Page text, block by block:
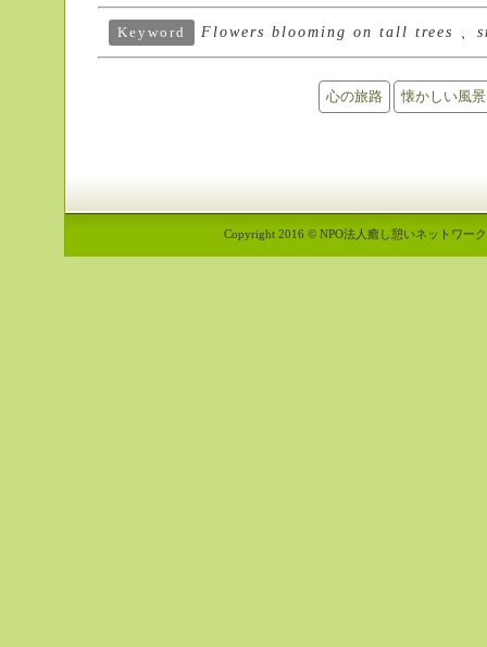
Keyword Flowers blooming on tall trees 、
心の旅路 懐かしい風景
Copyright 2016 © NPO法人癒し憩いネットワー